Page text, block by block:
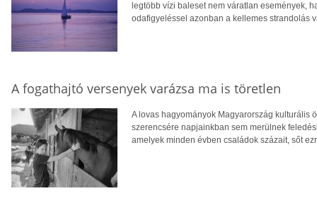
legtöbb vízi baleset nem váratlan események,
odafigyeléssel azonban a kellemes strandolás
A fogathajtó versenyek varázsa ma is töretlen
A lovas hagyományok Magyarország kulturális
szerencsére napjainkban sem merülnek
amelyek minden évben családok százait, sőt